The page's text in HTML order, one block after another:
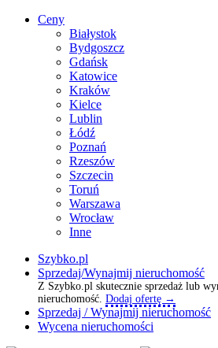
Ceny
Białystok
Bydgoszcz
Gdańsk
Katowice
Kraków
Kielce
Lublin
Łódź
Poznań
Rzeszów
Szczecin
Toruń
Warszawa
Wrocław
Inne
Szybko.pl
Sprzedaj/Wynajmij nieruchomość
Z Szybko.pl skutecznie sprzedaż lub
nieruchomość. Dodaj ofertę →
Sprzedaj / Wynajmij nieruchomość
Wycena nieruchomości